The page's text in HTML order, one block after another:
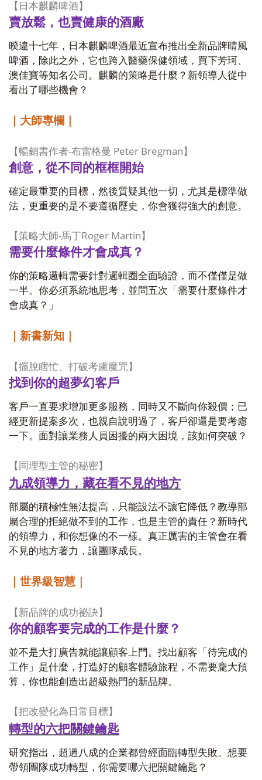
【日本麒麟啤酒】
賣放鬆，也賣健康的酒廠
暌違十七年，日本麒麟啤酒最近宣布推出全新品牌晴風
啤酒，除此之外，它也跨入醫藥保健領域，買下芳珂、
澳佳寶等知名公司。麒麟的策略是什麼？新領導人從中
看出了哪些機會？
｜大師專欄｜
【暢銷書作者-布雷格曼 Peter Bregman 】
創意，從不同的框框開始
確定最重要的目標，然後質疑其他一切，尤其是標準做
法，更重要的是不要遵循歷史，你會獲得強大的創意。
【策略大師-馬丁Roger Martin 】
需要什麼條件才會成真？
你的策略邏輯需要針對邏輯圈全面驗證，而不僅僅是做
一半。你必須系統地思考，並問五次「需要什麼條件才
會成真？」
｜新書新知｜
【擺脫瞎忙、打破考慮魔咒】
找到你的超夢幻客戶
客戶一直要求增加更多服務，同時又不斷向你殺價；已
經更新提案多次，也親自說明過了，客戶卻還是要考慮
一下。面對讓業務人員困擾的兩大困境，該如何突破？
【同理型主管的秘密】
九成領導力，藏在看不見的地方
部屬的積極性無法提高，只能設法不讓它降低？教導部
屬合理的拒絕做不到的工作，也是主管的責任？新時代
的領導力，和你想像的不一樣。真正厲害的主管會在看
不見的地方著力，讓團隊成長。
｜世界級智慧｜
【新品牌的成功祕訣】
你的顧客要完成的工作是什麼？
並不是大打廣告就能讓顧客上門。找出顧客「待完成的
工作」是什麼，打造好的顧客體驗旅程，不需要龐大預
算，你也能創造出超級熱門的新品牌。
【把改變化為日常目標】
轉型的六把關鍵鑰匙
研究指出，超過八成的企業都曾經面臨轉型失敗。想要
帶領團隊成功轉型，你需要哪六把關鍵鑰匙？